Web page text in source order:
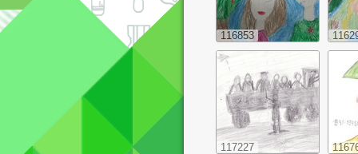
116853
117227